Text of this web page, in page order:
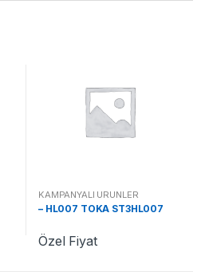
KAMPANYALI ÜRÜNLER
– HL007 TOKA ST3HL007
Özel Fiyat